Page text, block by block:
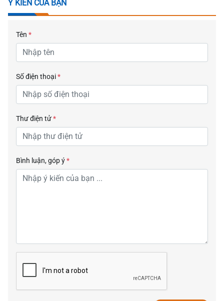
Ý KIẾN CỦA BẠN
Tên *
Số điện thoại*
Thư điện tử*
Bình luận, góp ý*